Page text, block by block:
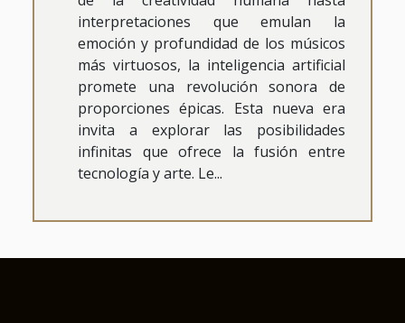
interpretaciones que emulan la
emoción y profundidad de los músicos
más virtuosos, la inteligencia artificial
promete una revolución sonora de
proporciones épicas. Esta nueva era
invita a explorar las posibilidades
infinitas que ofrece la fusión entre
tecnología y arte. Le...